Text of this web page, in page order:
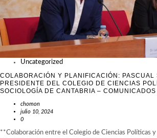
Uncategorized
COLABORACIÓN Y PLANIFICACIÓN:
PRESIDENTE DEL COLEGIO DE CIENCIAS
SOCIOLOGÍA DE CANTABRIA – COMUNICADOS
chomon
julio 10, 2024
0
**Colaboración entre el Colegio de Ciencias Políticas